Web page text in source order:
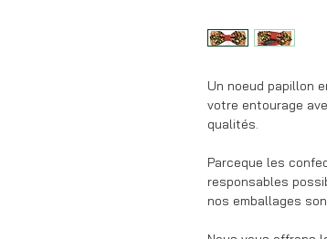
Un noeud papillon
votre entourage
qualités.
Parceque les
responsables
nos emballages